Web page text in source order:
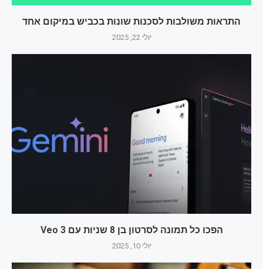
התראות משולבות לסכנות שונות בכביש במיקום אחד
יולי 22, 2025
הפכו כל תמונה לסרטון בן 8 שניות עם Veo 3
יולי 10, 2025